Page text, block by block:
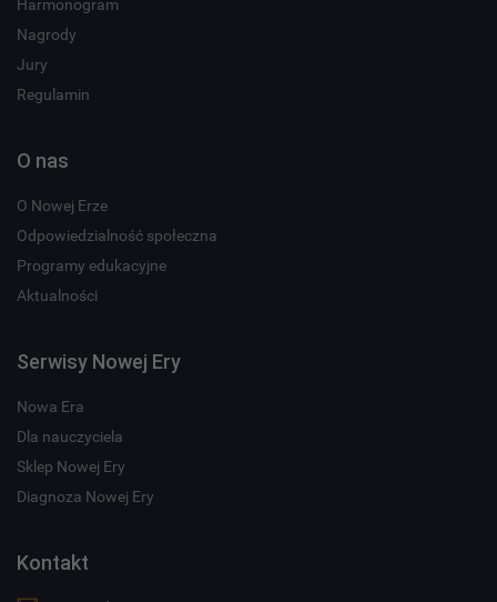
Harmonogram
Nagrody
Jury
Regulamin
O nas
O Nowej Erze
Odpowiedzialność społeczna
Programy edukacyjne
Aktualności
Serwisy Nowej Ery
Nowa Era
Dla nauczyciela
Sklep Nowej Ery
Diagnoza Nowej Ery
Kontakt